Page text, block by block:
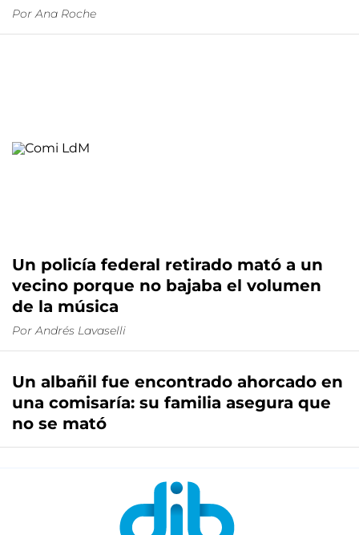
Por Ana Roche
Un policía federal retirado mató a un
vecino porque no bajaba el volumen
de la música
Por Andrés Lavaselli
Un albañil fue encontrado ahorcado en
una comisaría: su familia asegura que
no se mató